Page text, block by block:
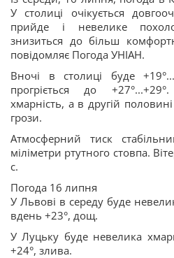
У столиці очікується
прийде і невелике
знизиться до більш
повідомляє Погода УНІАН.
Вночі в столиці буде
прогріється до
хмарність, а в другій
грози.
Атмосферний тиск
міліметри ртутного стовпа.
с.
Погода 16 липня
У Львові в середу буде
вдень +23°, дощ.
У Луцьку буде невелика
+24°, злива.